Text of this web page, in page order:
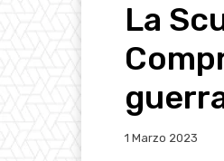
La
1 Marzo 2023